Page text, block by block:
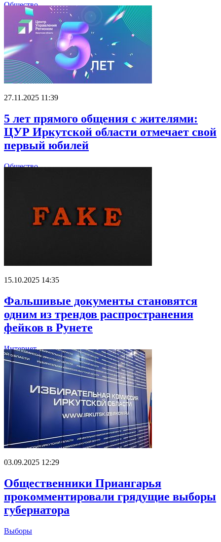
Общество
27.11.2025 11:39
5 лет прямого общения с жителями:
ЦУР Иркутской области отмечает свой
первый юбилей
Общество
15.10.2025 14:35
Фальшивые документы становятся
одним из трендов распространения
фейков в Рунете
Интернет
03.09.2025 12:29
Общественники Приангарья
прокомментировали грядущие выборы
губернатора
Выборы